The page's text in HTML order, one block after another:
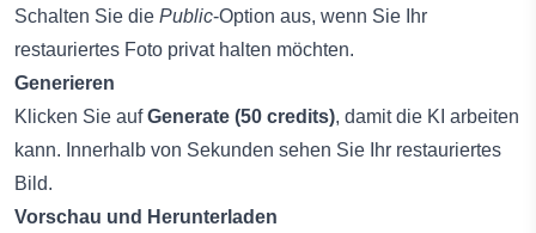
Schalten Sie die Public-Option aus, wenn Sie Ihr
restauriertes Foto privat halten möchten.
Generieren
Klicken Sie aufGenerate (50 credits), damit die KI arbeiten
kann. Innerhalb von Sekunden sehen Sie Ihr restauriertes
Bild.
Vorschau und Herunterladen